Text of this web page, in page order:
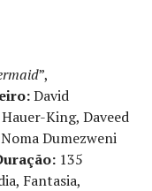
”,
David
King, Daveed
Dumezweni
135
Fantasia,